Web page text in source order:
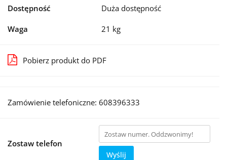
Dostępność Duża dostępność
Waga 21 kg
Pobierz produkt do PDF
Zamówienie telefoniczne: 608396333
Zostaw telefon
Wyślij